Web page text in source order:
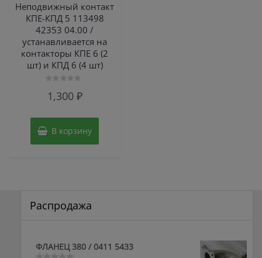
Неподвижный контакт
КПЕ-КПД 5 113498
42353 04.00 /
устанавливается на
контакторы КПЕ 6 (2
шт) и КПД 6 (4 шт)
01,300 ₽
В корзину
Распродажа
ФЛАНЕЦ 380 / 0411 5433